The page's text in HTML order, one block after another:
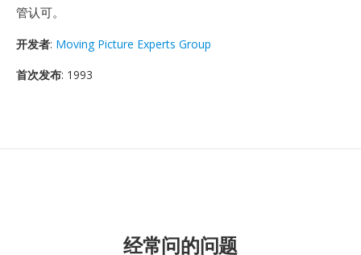
管认可。
开发者: Moving Picture Experts Group
首次发布: 1993
经常问的问题